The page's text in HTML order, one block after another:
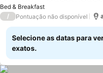
Bed & Breakfast
/ Pontuação não disponível
Selecione as datas para
exatos.